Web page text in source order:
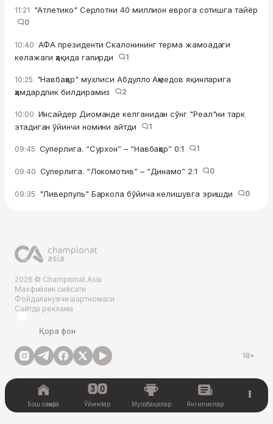
11:21 "Атлетико" Серлотни 40 миллион еврога сотишга тайёр
0
10:40 АФА президенти Скалонининг терма жамоадаги
келажаги ҳақида гапирди
1
10:25 "Навбаҳор" мухлиси Абдулло Аҳмедов яқинларига
ҳамдардлик билдирамиз
2
10:00 Инсайдер Диоманде келганидан сўнг "Реал"ни тарк
этадиган ўйинчи номини айтди
1
09:45 Суперлига. “Сурхон” – “Навбаҳор” 0:1 1
09:40 Суперлига. “Локомотив” – “Динамо” 2:1 0
09:35 "Ливерпуль" Баркола бўйича келишувга эришди 0
2026 © Championat.Asia
Махфийлик сиёсати
Фойдаланувчи шартномаси
Сайтда реклама
Қора фон
18+
Бош саҳифа Ўйинлар Мусобақалар Янгиликлар